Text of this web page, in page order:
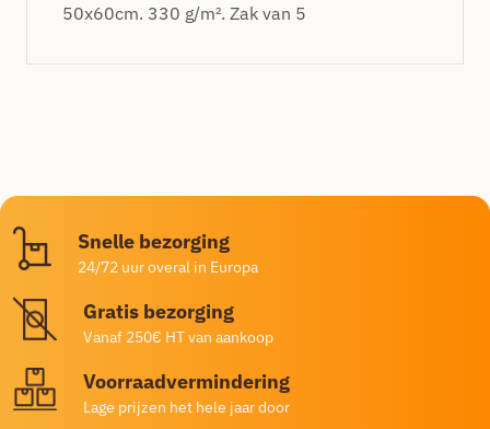
50x60cm. 330 g/m². Zak van 5
Snelle bezorging
24/72 uur overal in Europa
Gratis bezorging
Vanaf 250€ HT van aankoop
Voorraadvermindering
Lage prijzen het hele jaar door